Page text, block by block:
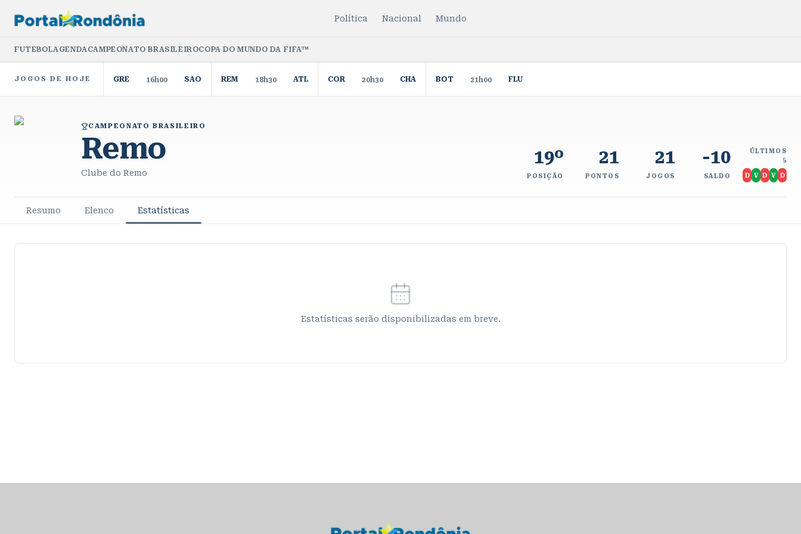
Política Nacional Mundo
FUTEBOLAGENDACAMPEONATO BRASILEIROCOPA DO MUNDO DA FIFA™
JOGOS DE HOJE GRE 16h00 SAO REM 18h30 ATL COR 20h30 CHA BOT 21h00 FLU
CAMPEONATO BRASILEIRO
Remo
Clube do Remo
19º
POSIÇÃO
21
PONTOS
21
JOGOS
-10
SALDO
ÚLTIMOS
5
D V D V D
Resumo Elenco Estatísticas
Estatísticas serão disponibilizadas em breve.